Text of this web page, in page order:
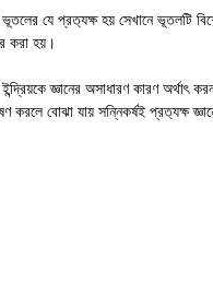
যে প্রত‍্যক্ষ হয় সেখানে ভূতলটি
করা হয়।
জ্ঞানের অসাধারণ কারণ অর্থাৎ
বোঝা যায় সন্নিকর্ষই প্রত‍্যক্ষ